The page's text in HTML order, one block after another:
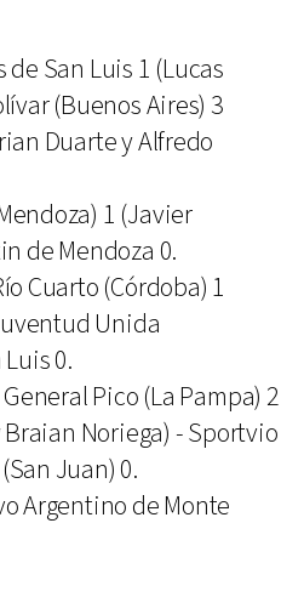
San Luis 1 (Lucas
(Buenos Aires) 3
Duarte y Alfredo
1 (Javier
de Mendoza 0.
Cuarto (Córdoba) 1
Unida
0.
Pico (La Pampa) 2
Noriega) - Sportvio
Juan) 0.
Argentino de Monte